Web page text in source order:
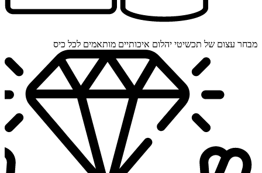
מבחר עצום של תכשיטי יהלום איכותיים מותאמים לכל כיס